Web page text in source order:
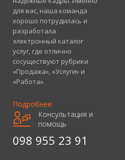
для вас, наша команда
хорошо потрудилась и
разработала
электронный каталог
услуг, где отлично
сосуществуют рубрики
«Продажа», «Услуги» и
«Работа».
Подробнее
Консультация и
помощь
098 955 23 91